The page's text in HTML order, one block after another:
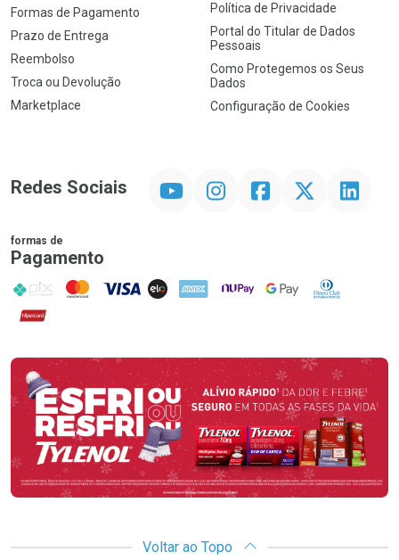
Formas de Pagamento
Prazo de Entrega
Reembolso
Troca ou Devolução
Marketplace
Política de Privacidade
Portal do Titular de Dados
Pessoais
Como Protegemos os Seus
Dados
Configuração de Cookies
Redes Sociais InstagramFacebookTwitter Linkedin
formas de
Pagamento
PIX MasterCard
VISA ELO AMEX NuPay Google PayDiners Club
Hipercard
Promoção em Destaque
Voltar ao Topo